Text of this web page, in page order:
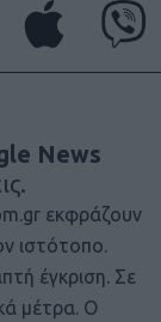
News
εκφράζουν
ιστότοπο.
έγκριση. Σε
μέτρα. Ο